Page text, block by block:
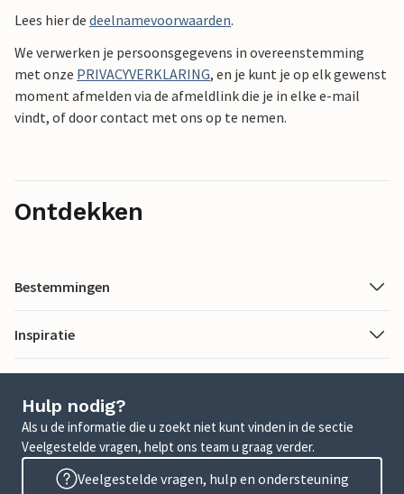
Lees hier de deelnamevoorwaarden.
We verwerken je persoonsgegevens in overeenstemming
met onze PRIVACYVERKLARING, en je kunt je op elk gewenst
moment afmelden via de afmeldlink die je in elke e-mail
vindt, of door contact met ons op te nemen.
Ontdekken
Bestemmingen
Inspiratie
Hulp nodig?
Als u de informatie die u zoekt niet kunt vinden in de sectie
Veelgestelde vragen, helpt ons team u graag verder.
Veelgestelde vragen, hulp en ondersteuning